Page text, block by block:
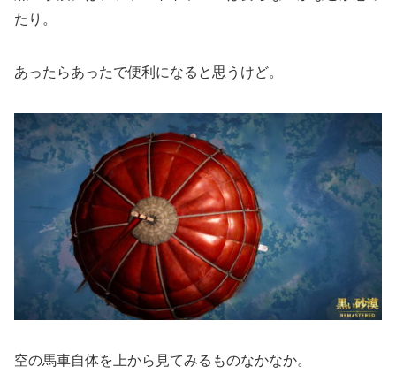
たり。
あったらあったで便利になると思うけど。
空の馬車自体を上から見てみるものなかなか。